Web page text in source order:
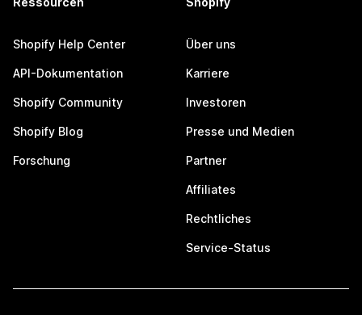
Shopify Help Center
API-Dokumentation
Shopify Community
Shopify Blog
Forschung
Über uns
Karriere
Investoren
Presse und Medien
Partner
Affiliates
Rechtliches
Service-Status